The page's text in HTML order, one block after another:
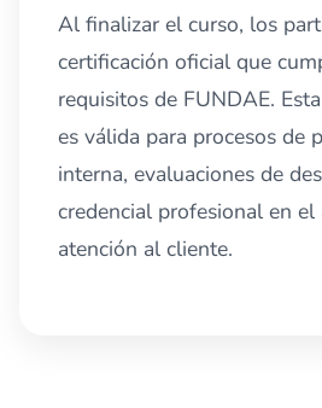
Al finalizar el curso, los
certificación oficial que
requisitos de FUNDAE.
es válida para procesos de
interna, evaluaciones de
credencial profesional en
atención al cliente.